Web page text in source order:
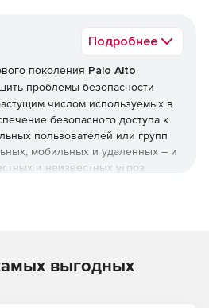
Подробнее
поколения Palo Alto
проблемы безопасности
числом используемых в
безопасного доступа к
пользователей или групп
мобильных и удаленных – и
и неизвестных угроз
возможной точную
в сети, независимо от порта,
выгодных